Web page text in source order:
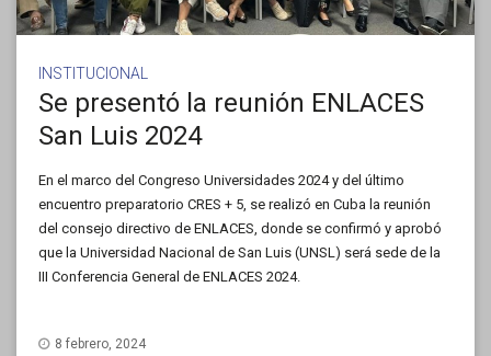
INSTITUCIONAL
Se presentó la reunión ENLACES
San Luis 2024
En el marco del Congreso Universidades 2024 y del último
encuentro preparatorio CRES + 5, se realizó en Cuba la reunión
del consejo directivo de ENLACES, donde se confirmó y aprobó
que la Universidad Nacional de San Luis (UNSL) será sede de la
III Conferencia General de ENLACES 2024.
8 febrero, 2024